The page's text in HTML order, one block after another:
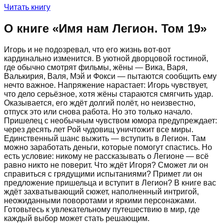
Читать книгу
О книге «Имя нам Легион. Том 19»
Игорь и не подозревал, что его жизнь вот-вот
кардинально изменится. В уютной дворцовой гостиной,
где обычно смотрят фильмы, жёны — Вика, Варя,
Валькирия, Валя, Мэй и Фокси — пытаются сообщить ему
нечто важное. Напряжение нарастает: Игорь чувствует,
что дело серьёзное, хотя жёны стараются смягчить удар.
Оказывается, его ждёт долгий полёт, но неизвестно,
отпуск это или снова работа. Но это только начало.
Пришелец с необычным чувством юмора предупреждает:
через десять лет Рой чудовищ уничтожит все миры.
Единственный шанс выжить — вступить в Легион. Там
можно заработать деньги, которые помогут спастись. Но
есть условие: никому не рассказывать о Легионе — всё
равно никто не поверит. Что ждёт Игоря? Сможет ли он
справиться с грядущими испытаниями? Примет ли он
предложение пришельца и вступит в Легион? В книге вас
ждёт захватывающий сюжет, наполненный интригой,
неожиданными поворотами и яркими персонажами.
Готовьтесь к увлекательному путешествию в мир, где
каждый выбор может стать решающим.